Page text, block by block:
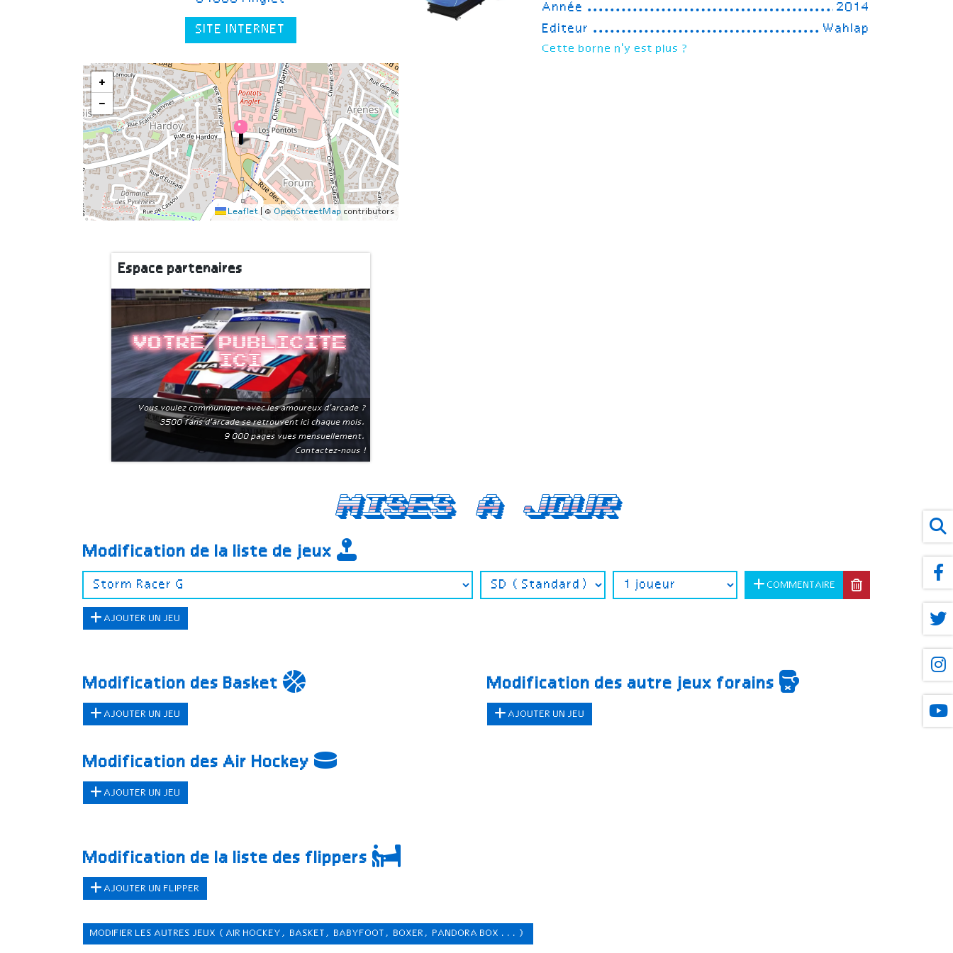
SITE INTERNET
+
−
Leaflet © OpenStreetMap contributors
Espace partenaires
Votre publicite
ici
Vous voulez communiquer avec les amoureux d'arcade ?
3500 fans d'arcade se retrouvent ici chaque mois.
9 000 pages vues mensuellement.
Contactez-nous !
Année
2014
Editeur
Wahlap
Cette borne n'y est plus ?
Mises a jour
Modification de la liste de jeux
COMMENTAIRE
AJOUTER UN JEU
Modification des Basket
AJOUTER UN JEU
Modification des Air Hockey
AJOUTER UN JEU
Modification des autre jeux forains
AJOUTER UN JEU
Modification de la liste des flippers
AJOUTER UN FLIPPER
MODIFIER LES AUTRES JEUX (AIR HOCKEY, BASKET, BABYFOOT, BOXER, PANDORA BOX ...)